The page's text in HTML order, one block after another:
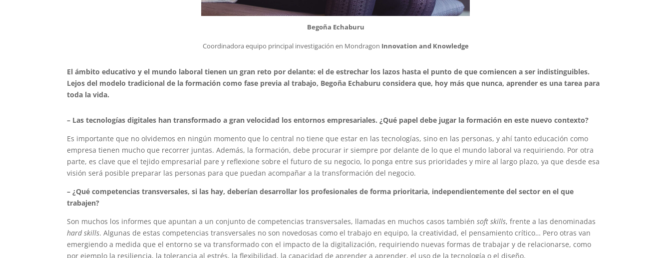
Begoña Echaburu
Coordinadora equipo principal investigación en Mondragon Innovation and Knowledge
El ámbito educativo y el mundo laboral tienen un gran reto por delante: el de estrechar los lazos hasta el punto de que comiencen a ser indistinguibles.
Lejos del modelo tradicional de la formación como fase previa al trabajo, Begoña Echaburu considera que, hoy más que nunca, aprender es una tarea para
toda la vida.
– Las tecnologías digitales han transformado a gran velocidad los entornos empresariales. ¿Qué papel debe jugar la formación en este nuevo contexto?
Es importante que no olvidemos en ningún momento que lo central no tiene que estar en las tecnologías, sino en las personas, y ahí tanto educación como
empresa tienen mucho que recorrer juntas. Además, la formación, debe procurar ir siempre por delante de lo que el mundo laboral va requiriendo. Por otra
parte, es clave que el tejido empresarial pare y reflexione sobre el futuro de su negocio, lo ponga entre sus prioridades y mire al largo plazo, ya que desde esa
visión será posible preparar las personas para que puedan acompañar a la transformación del negocio.
– ¿Qué competencias transversales, si las hay, deberían desarrollar los profesionales de forma prioritaria, independientemente del sector en el que
trabajen?
Son muchos los informes que apuntan a un conjunto de competencias transversales, llamadas en muchos casos tambiénsoft skills, frente a las denominadas
hard skills. Algunas de estas competencias transversales no son novedosas como el trabajo en equipo, la creatividad, el pensamiento crítico… Pero otras van
emergiendo a medida que el entorno se va transformado con el impacto de la digitalización, requiriendo nuevas formas de trabajar y de relacionarse, como
por ejemplo la resiliencia, la tolerancia al estrés, la flexibilidad, la capacidad de aprender a aprender, el uso de la tecnología o el diseño.